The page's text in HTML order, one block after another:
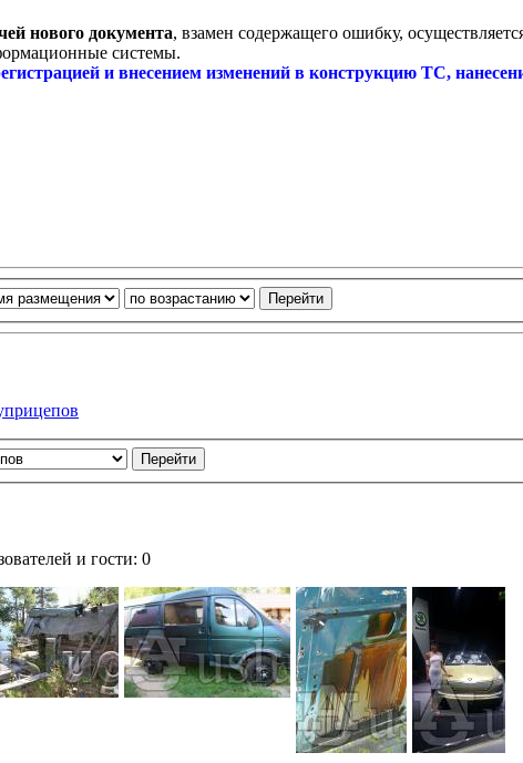
нового документа, взамен содержащего ошибку,
системы.
и внесением изменений в конструкцию ТС,
и гости: 0